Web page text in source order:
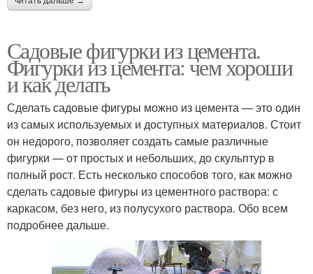
Садовые фигурки из цемента.
Фигурки из цемента: чем хороши
и как делать
Сделать садовые фигуры можно из цемента — это один
из самых используемых и доступных материалов. Стоит
он недорого, позволяет создать самые различные
фигурки — от простых и небольших, до скульптур в
полный рост. Есть несколько способов того, как можно
сделать садовые фигуры из цементного раствора: с
каркасом, без него, из полусухого раствора. Обо всем
подробнее дальше.